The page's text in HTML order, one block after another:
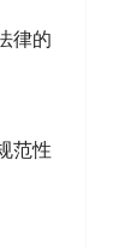
律的
范性